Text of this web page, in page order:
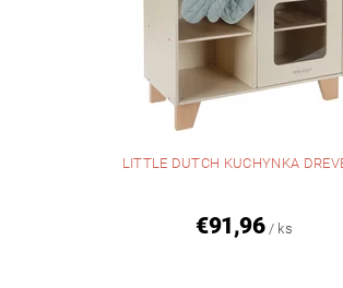
LITTLE DUTCH KUCHYNKA
€91,96 / ks